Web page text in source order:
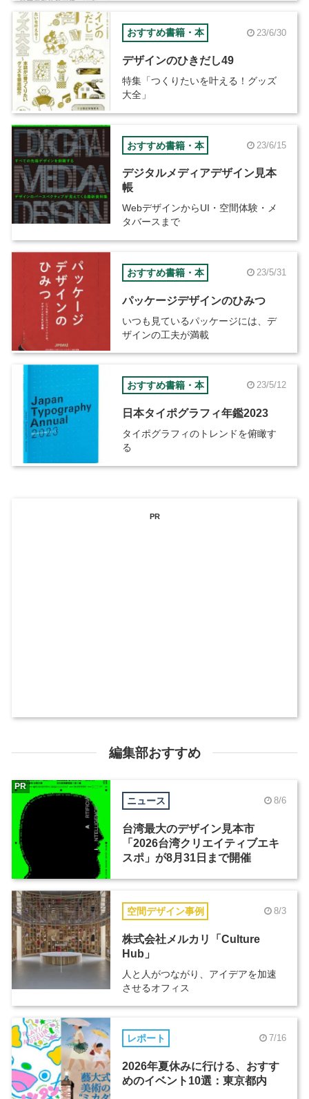
おすすめ書籍・本 23/6/30
デザインのひきだし49
特集「つくりたいを叶える！グッズ
大全」
おすすめ書籍・本 23/6/15
デジタルメディアデザイン見本
帳
WebデザインからUI・空間体験・メ
タバースまで
おすすめ書籍・本 23/5/31
パッケージデザインのひみつ
いつも見ているパッケージには、デ
ザインの工夫が満載
おすすめ書籍・本 23/5/12
日本タイポグラフィ年鑑2023
タイポグラフィのトレンドを俯瞰す
る
PR
編集部おすすめ
ニュース 8/6
台湾最大のデザイン見本市
「2026台湾クリエイティブエキ
スポ」が8月31日まで開催
PR
空間デザイン事例 8/3
株式会社メルカリ「Culture
Hub」
人と人がつながり、アイデアを加速
させるオフィス
レポート 7/16
2026年夏休みに行ける、おすす
めのイベント10選：東京都内